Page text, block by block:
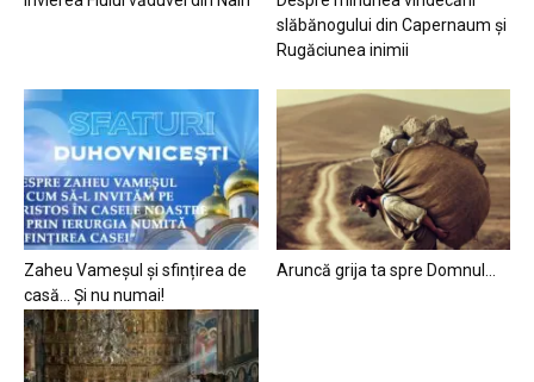
slăbănogului din Capernaum și
Rugăciunea inimii
Zaheu Vameșul și sfințirea de
casă… Și nu numai!
Aruncă grija ta spre Domnul…